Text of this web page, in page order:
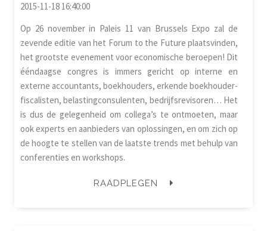
2015-11-18 16:40:00
Op 26 november in Paleis 11 van Brussels Expo zal de
zevende editie van het Forum to the Future plaatsvinden,
het grootste evenement voor economische beroepen! Dit
ééndaagse congres is immers gericht op interne en
externe accountants, boekhouders, erkende boekhouder-
fiscalisten, belastingconsulenten, bedrijfsrevisoren… Het
is dus de gelegenheid om collega’s te ontmoeten, maar
ook experts en aanbieders van oplossingen, en om zich op
de hoogte te stellen van de laatste trends met behulp van
conferenties en workshops.
RAADPLEGEN